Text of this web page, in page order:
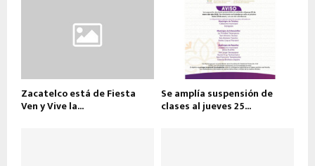
Zacatelco está de Fiesta
Ven y Vive la...
Se amplía suspensión de
clases al jueves 25...